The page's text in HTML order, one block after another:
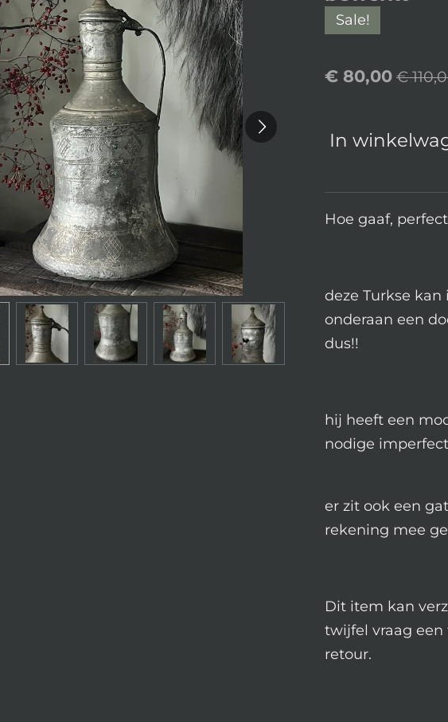
Sale!
€ 80,00 €
In
Hoe gaaf,
deze Turkse kan
onderaan een
dus!!
hij heeft een
nodige
er zit ook een
rekening mee
Dit item kan
twijfel vraag
retour.